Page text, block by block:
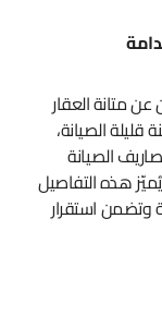
عن متانة العقار
الصيانة،
الصيانة
هذه التفاصيل
وتضمن استقرار